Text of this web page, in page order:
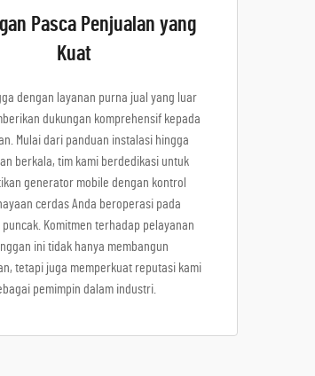
Pasca Penjualan yang
Kuat
dengan layanan purna jual yang luar
dukungan komprehensif kepada
Mulai dari panduan instalasi hingga
berkala, tim kami berdedikasi untuk
generator mobile dengan kontrol
cerdas Anda beroperasi pada
Komitmen terhadap pelayanan
ini tidak hanya membangun
tetapi juga memperkuat reputasi kami
pemimpin dalam industri.